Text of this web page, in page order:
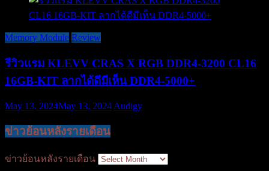
Memory Module Review
รีวิวแรม KLEVV CRAS X RGB DDR4-3200 CL16
16GB-KIT ลากได้ดีมีเห็น DDR4-5000+
May 13, 2024May 13, 2024 Audigy
ข่าวย้อนหลังรายเดือน
ข่าวย้อนหลังรายเดือน